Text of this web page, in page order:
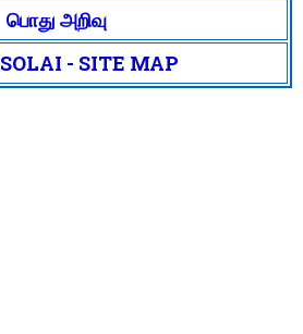
பொது அறிவு
- SITE MAP